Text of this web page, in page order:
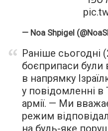
— Noa Shpigel
Раніше сьогодні
боєприпаси були
в напрямку
у повідомленні в
армії. — Ми
режим
на будь-яке